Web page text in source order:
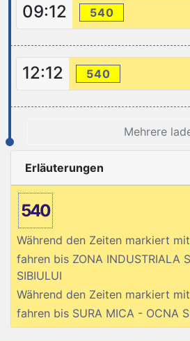
09:12 540
12:12 540
Mehrere
Erläuterungen
540
Während den Zeiten markiert mit
fahren bis ZONA INDUSTRIALA
SIBIULUI
Während den Zeiten markiert mit
fahren bis SURA MICA - OCNA